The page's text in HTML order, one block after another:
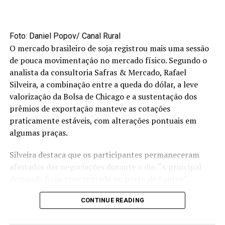
Por parte das instituições, a cozinha experimental
fortaleceu o trabalho que é realizado junto às
comunidades. “É de extrema importância ter esse tipo
de capacitação, porque lidamos diretamente com as
famílias e com as crianças. Muitas vezes há restrições
alimentares ou dificuldades na alimentação, e com esse
conhecimento conseguimos orientar melhor e levar
essas informações para as famílias”, destacou a líder da
Pastoral da Criança, Thais Nicknig.
*Sob supervisão de Hildeberto Jr.
Foto: Daniel Popov/ Canal Rural
O mercado brasileiro de soja registrou mais uma sessão
de pouca movimentação no mercado físico. Segundo o
analista da consultoria Safras & Mercado, Rafael
Silveira, a combinação entre a queda do dólar, a leve
valorização da Bolsa de Chicago e a sustentação dos
prêmios de exportação manteve as cotações
praticamente estáveis, com alterações pontuais em
algumas praças.
Silveira destaca que os participantes permaneceram
afastados das negociações durante o dia. “A principal
observa o analista.
CONTINUE READING